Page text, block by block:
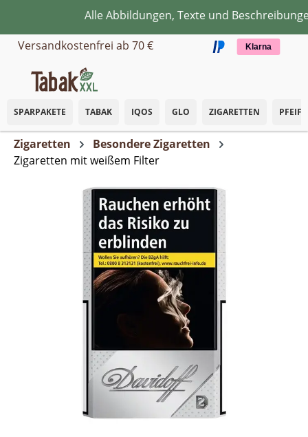
Zum Hauptinhalt springenAlle Abbildungen, Texte und
Versandkostenfrei ab 70 €
Klarna
SPARPAKETE TABAK IQOS GLO ZIGARETTEN
Zigaretten
Besondere Zigaretten
Zigaretten mit weißem Filter